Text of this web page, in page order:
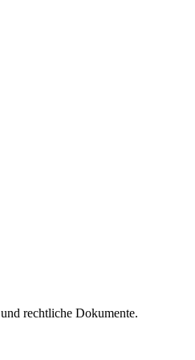
rechtliche Dokumente.